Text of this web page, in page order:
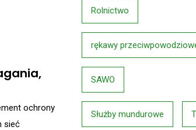
ochrony
sieć
Rolnictwo
rękawy
SAWO
Służby mundurowe